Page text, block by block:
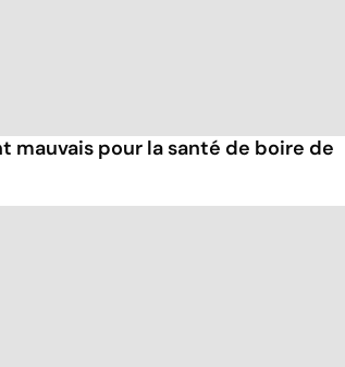
mauvais pour la santé de boire de